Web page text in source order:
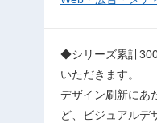
◆シリーズ累計
いただきます。
デザイン刷新にあ
ど、ビジュアルデ